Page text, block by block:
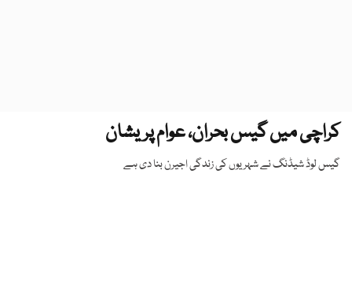
کراچی میں گیس بحران، عوام پریشان
گیس لوڈ شیڈنگ نے شہریوں کی زندگی اجیرن بنا دی ہے